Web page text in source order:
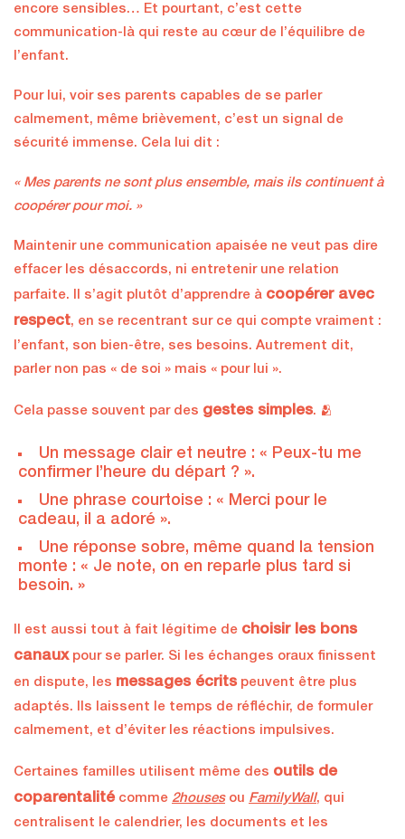
encore sensibles… Et pourtant, c’est cette
communication-là qui reste au cœur de l’équilibre de
l’enfant.
Pour lui, voir ses parents capables de se parler
calmement, même brièvement, c’est un signal de
sécurité immense. Cela lui dit :
« Mes parents ne sont plus ensemble, mais ils continuent à
coopérer pour moi. »
Maintenir une communication apaisée ne veut pas dire
effacer les désaccords, ni entretenir une relation
parfaite. Il s’agit plutôt d’apprendre à coopérer avec
respect, en se recentrant sur ce qui compte vraiment :
l’enfant, son bien-être, ses besoins. Autrement dit,
parler non pas « de soi » mais « pour lui ».
Cela passe souvent par des gestes simples. 🫂
Un message clair et neutre : « Peux-tu me
confirmer l’heure du départ ? ».
Une phrase courtoise : « Merci pour le
cadeau, il a adoré ».
Une réponse sobre, même quand la tension
monte : « Je note, on en reparle plus tard si
besoin. »
Il est aussi tout à fait légitime de choisir les bons
canauxpour se parler. Si les échanges oraux finissent
en dispute, les messages écrits peuvent être plus
adaptés. Ils laissent le temps de réfléchir, de formuler
calmement, et d’éviter les réactions impulsives.
Certaines familles utilisent même des outils de
coparentalité comme 2housesou FamilyWall, qui
centralisent le calendrier, les documents et les